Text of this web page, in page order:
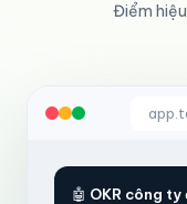
Điểm
🤖 OKR công ty